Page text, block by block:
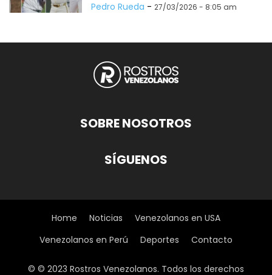
Pedro Rueda - 27/03/2026 - 8:05 am
SOBRE NOSOTROS
SÍGUENOS
Home Noticias
Venezolanos en USA
Venezolanos en Perú
Deportes Contacto
© © 2023 Rostros Venezolanos. Todos los derechos